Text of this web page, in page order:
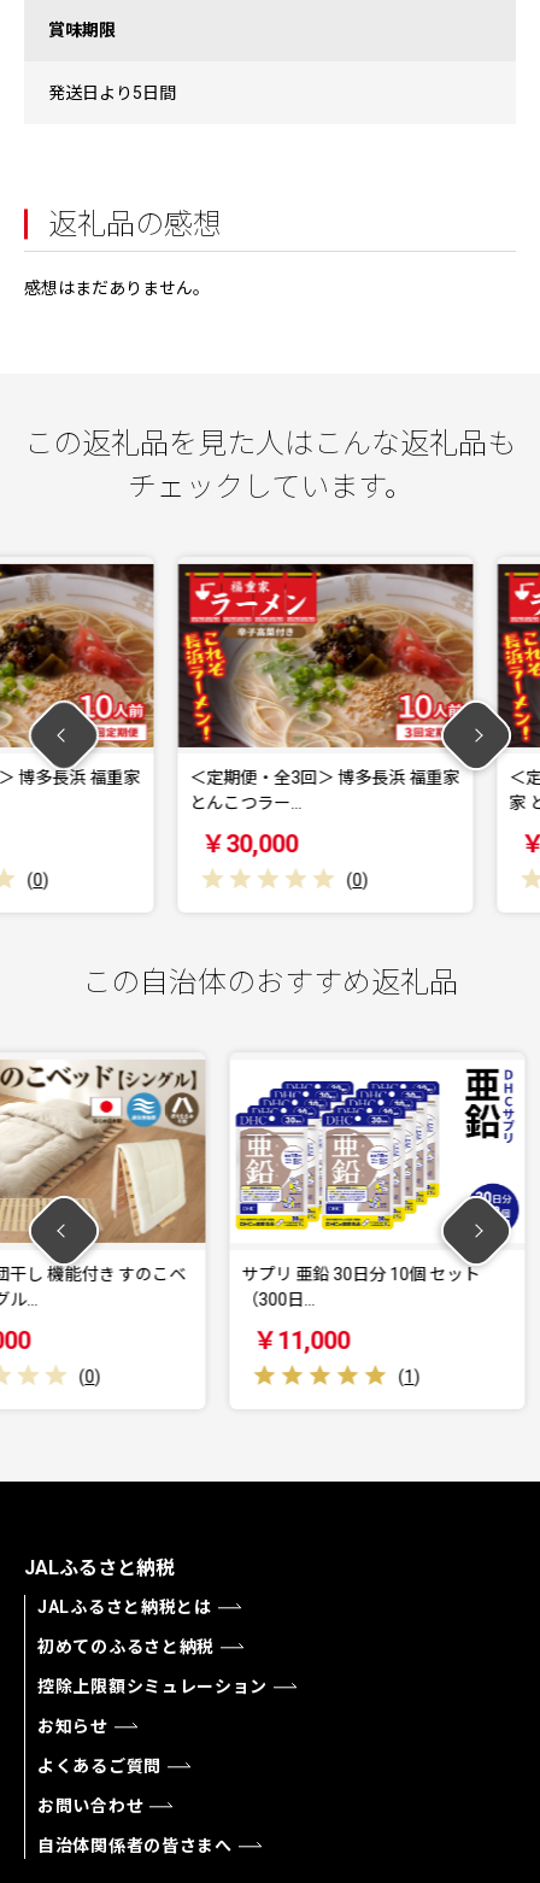
賞味期限
発送日より5日間
返礼品の感想
感想はまだありません。
この返礼品を見た人はこんな返礼品も
チェックしています。
浜 福重家
＜定期便・全3回＞ 博多長浜 福重家
とんこつラー…
￥30,000
(0 )
＜定期便
家 とんこ
￥
この自治体のおすすめ返礼品
すのこベ
サプリ 亜鉛 30日分 10個 セット
(1)
サプリ 大
JALふるさと納税
JALふるさと納税とは
初めてのふるさと納税
控除上限額シミュレーション
お知らせ
よくあるご質問
お問い合わせ
自治体関係者の皆さまへ